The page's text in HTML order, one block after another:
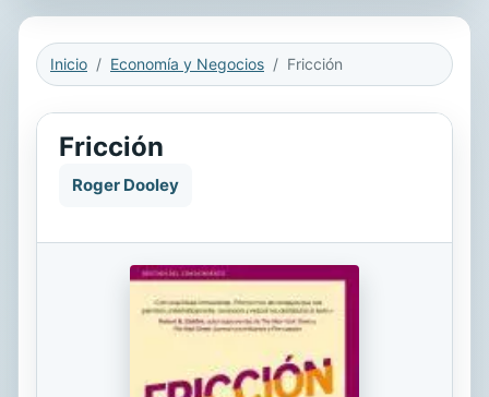
Inicio Economía y Negocios Fricción
Fricción
Roger Dooley